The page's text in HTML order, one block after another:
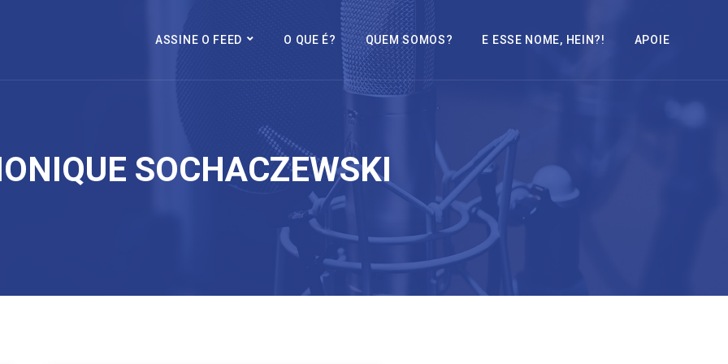
ASSINE O FEED O QUE É? QUEM SOMOS? E ESSE NOME, HEIN?! APOIE
SOCHACZEWSKI